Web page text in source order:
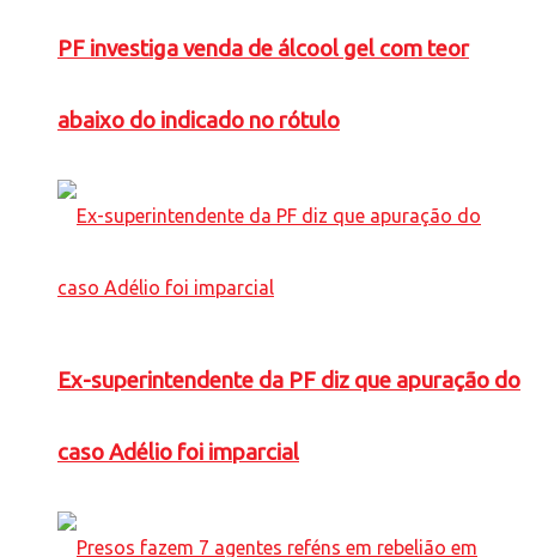
PF investiga venda de álcool gel com teor
abaixo do indicado no rótulo
Ex-superintendente da PF diz que apuração do
caso Adélio foi imparcial